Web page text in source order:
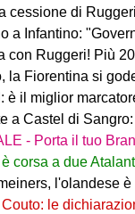
di Ruggeri: ci
"Governance
con Ruggeri! Più
si gode Atta e
il miglior marcatore
Castel di Sangro:
Brand in "Serie A", la tua azienda e
a due Atalanta-
l'olandese è
le dichiarazioni di